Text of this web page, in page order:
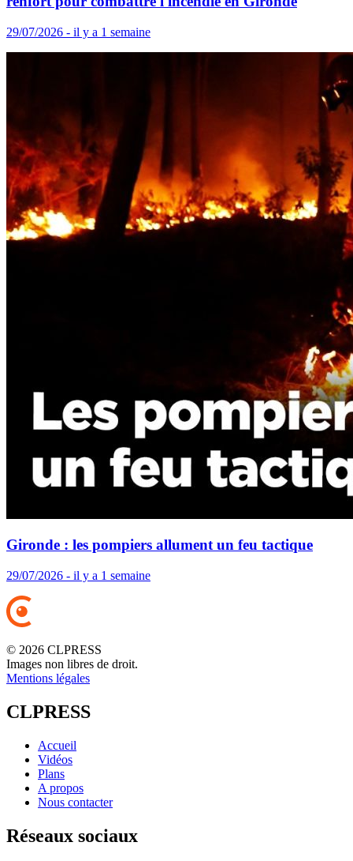
29/07/2026 - il y a 1 semaine
Gironde : les pompiers allument un feu tactique
29/07/2026 - il y a 1 semaine
© 2026 CLPRESS
Images non libres de droit.
Mentions légales
CLPRESS
Accueil
Vidéos
Plans
A propos
Nous contacter
Réseaux sociaux